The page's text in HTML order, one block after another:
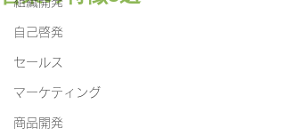
自己啓発
セールス
マーケティング
商品開発